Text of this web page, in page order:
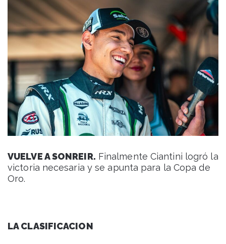
VUELVE A SONREIR. Finalmente Ciantini logró la
victoria necesaria y se apunta para la Copa de
Oro.
LA CLASIFICACION